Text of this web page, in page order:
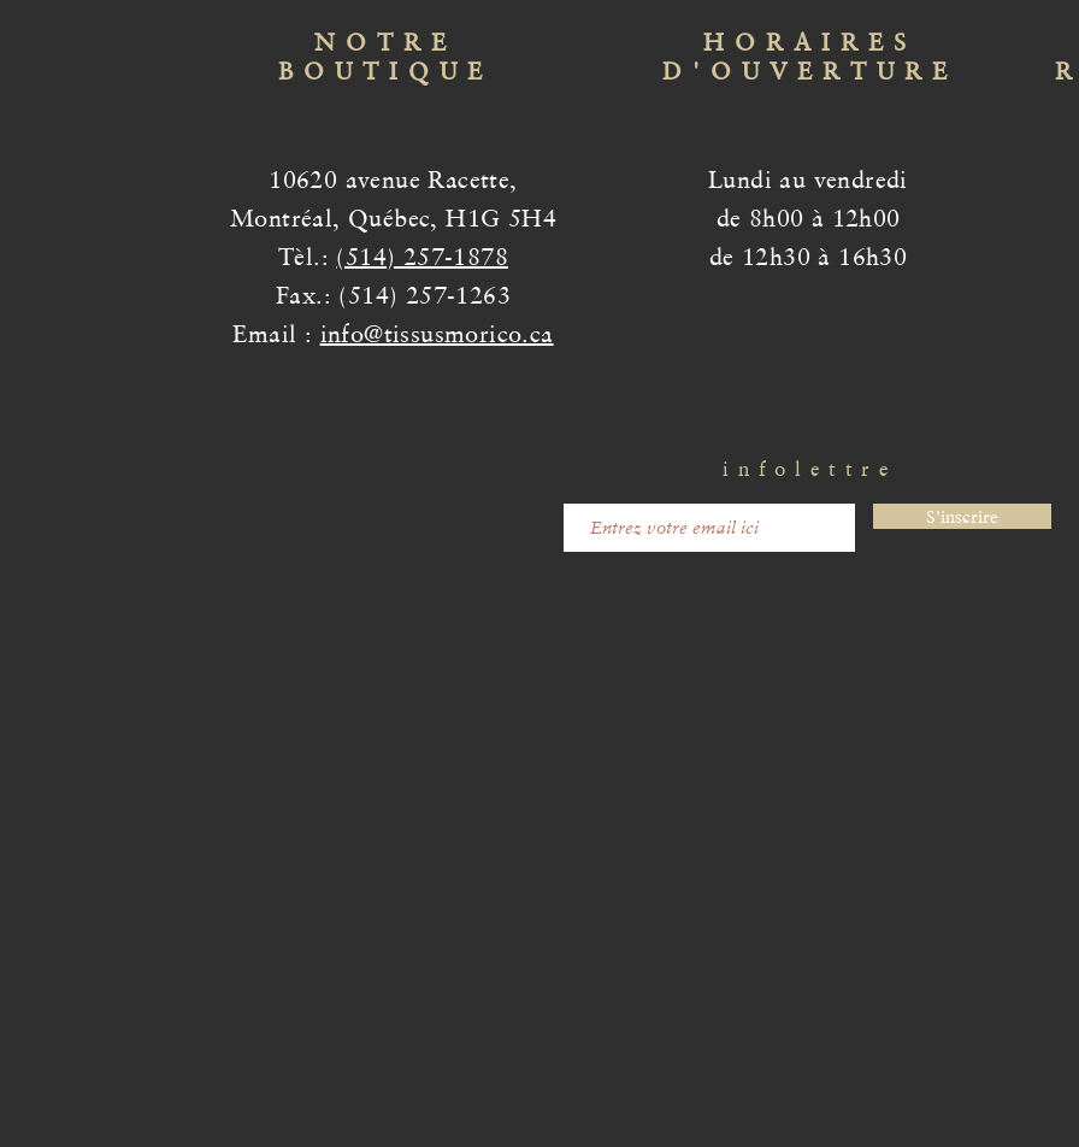
NOTRE
BOUTIQUE
10620 avenue Racette,
Montréal, Québec, H1G 5H4
Tèl.: (514) 257-1878
Fax.: (514) 257-1263
Email : info@tissusmorico.ca
HORAIRES
D'OUVERTURE
Lundi au vendredi
de 8h00 à 12h00
de 12h30 à 16h30
infolettre
S'inscrire